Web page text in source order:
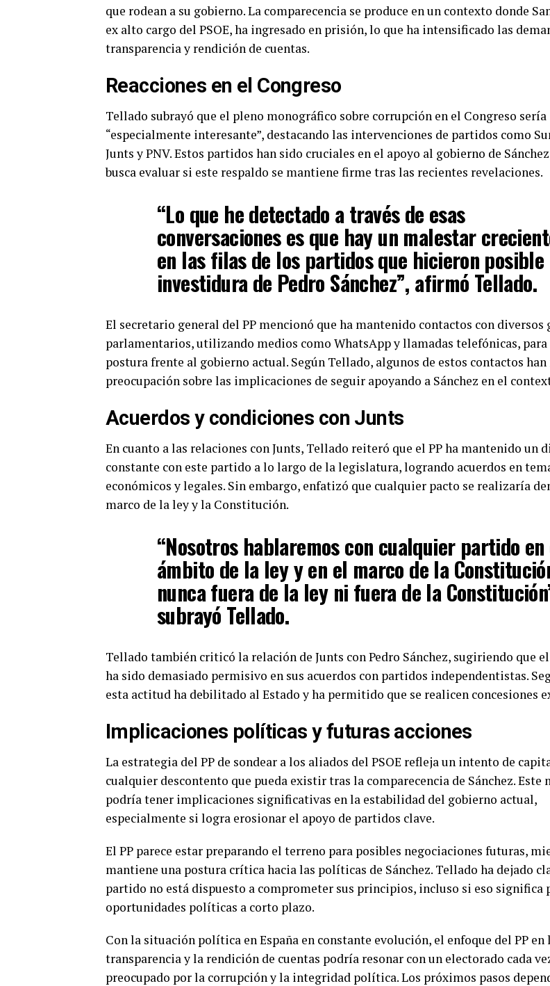
que rodean a su gobierno. La comparecencia se produce en un contexto donde
ex alto cargo del PSOE, ha ingresado en prisión, lo que ha intensificado las
transparencia y rendición de cuentas.
Reacciones en el Congreso
Tellado subrayó que el pleno monográfico sobre corrupción en el Congreso sería
“especialmente interesante”, destacando las intervenciones de partidos como
Junts y PNV. Estos partidos han sido cruciales en el apoyo al gobierno de
busca evaluar si este respaldo se mantiene firme tras las recientes revelaciones.
“Lo que he detectado a través de esas
conversaciones es que hay un malestar
en las filas de los partidos que hicieron
investidura de Pedro Sánchez”, afirmó Tellado.
El secretario general del PP mencionó que ha mantenido contactos con diversos
parlamentarios, utilizando medios como WhatsApp y llamadas telefónicas, para
postura frente al gobierno actual. Según Tellado, algunos de estos contactos
preocupación sobre las implicaciones de seguir apoyando a Sánchez en el
Acuerdos y condiciones con Junts
En cuanto a las relaciones con Junts, Tellado reiteró que el PP ha mantenido un
constante con este partido a lo largo de la legislatura, logrando acuerdos en
económicos y legales. Sin embargo, enfatizó que cualquier pacto se realizaría
marco de la ley y la Constitución.
“Nosotros hablaremos con cualquier partido en
ámbito de la ley y en el marco de la
nunca fuera de la ley ni fuera de la
subrayó Tellado.
Tellado también criticó la relación de Junts con Pedro Sánchez, sugiriendo que
ha sido demasiado permisivo en sus acuerdos con partidos independentistas.
esta actitud ha debilitado al Estado y ha permitido que se realicen concesiones
Implicaciones políticas y futuras acciones
La estrategia del PP de sondear a los aliados del PSOE refleja un intento de
cualquier descontento que pueda existir tras la comparecencia de Sánchez.
podría tener implicaciones significativas en la estabilidad del gobierno actual,
especialmente si logra erosionar el apoyo de partidos clave.
El PP parece estar preparando el terreno para posibles negociaciones futuras,
mantiene una postura crítica hacia las políticas de Sánchez. Tellado ha dejado
partido no está dispuesto a comprometer sus principios, incluso si eso significa
oportunidades políticas a corto plazo.
Con la situación política en España en constante evolución, el enfoque del PP en
transparencia y la rendición de cuentas podría resonar con un electorado cada
preocupado por la corrupción y la integridad política. Los próximos pasos